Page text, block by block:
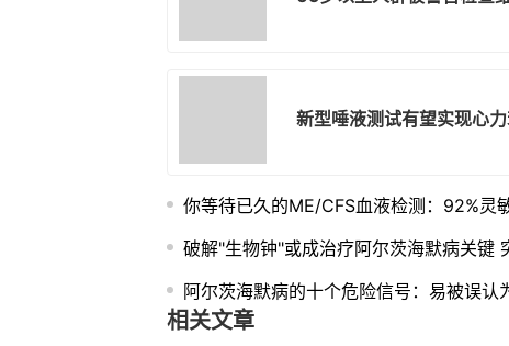
新型唾液测试有望实现心力
你等待已久的ME/CFS血液检测：92%灵
破解"生物钟"或成治疗阿尔茨海默病关键
阿尔茨海默病的十个危险信号：易被误认
相关文章